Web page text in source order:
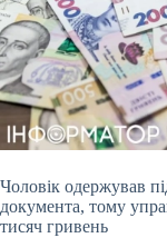
Чоловік одержував
документа, тому
тисяч гривень